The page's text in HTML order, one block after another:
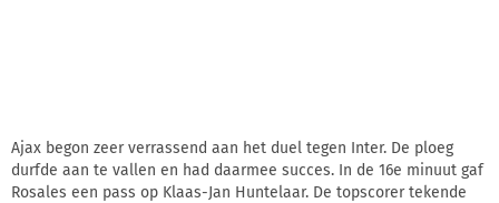
Ajax begon zeer verrassend aan het duel tegen Inter. De ploeg
durfde aan te vallen en had daarmee succes. In de 16e minuut gaf
Rosales een pass op Klaas-Jan Huntelaar. De topscorer tekende